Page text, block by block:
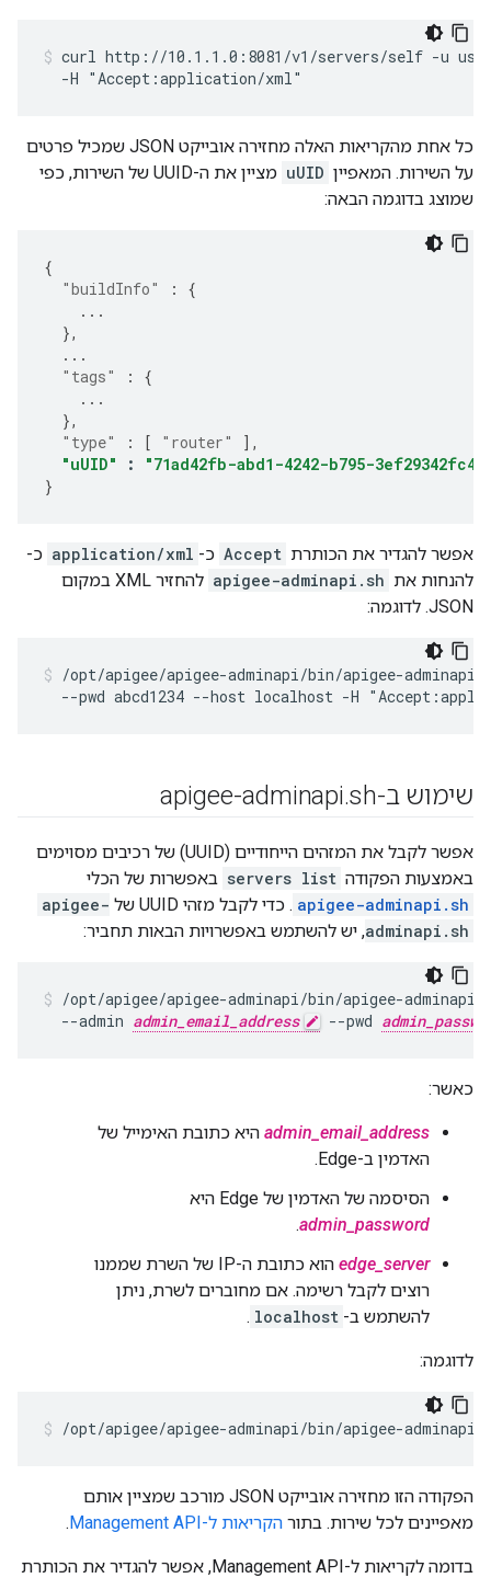
curl http://10.1.1.0:8081/v1/servers/self -u
  -H "Accept:application/xml"
כל אחת מהקריאות האלה מחזירה אובייקט JSON שמכיל פרטים
על השירות. המאפיין uUID
מציין את ה-UUID של השירות, כפי
שמוצג בדוגמה הבאה:
{
"buildInfo"
:
{
...
},
...
"tags"
:
{
...
},
"type"
: [ "router"
],
"uUID"
:
"71ad42fb-abd1-4242-b795-
}
אפשר להגדיר את הכותרת Accept כ- application/xml כ-
להנחות את apigee-adminapi.sh
להחזיר XML במקום
JSON. לדוגמה:
/opt/apigee/apigee-adminapi/bin/apigee-
--pwd abcd1234 --host localhost -H
שימוש ב-apigee-adminapi .sh
אפשר לקבל את המזהים הייחודיים (UUID) של רכיבים מסוימים
באמצעות הפקודה servers list באפשרות של הכלי
apigee-adminapi.sh . כדי לקבל מזהי UUID של
apigee-
adminapi.sh, יש להשתמש באפשרויות הבאות תחביר:
/opt/apigee/apigee-adminapi/bin/apigee-
  --admin
admin_email_address --pwd
כאשר:
admin_email_address היא כתובת האימייל של
האדמין ב-Edge.
הסיסמה של האדמין של Edge היא
admin_password
.
edge_server
הוא כתובת ה-IP של השרת שממנו
רוצים לקבל רשימה. אם מחוברים לשרת, ניתן
להשתמש ב- localhost
.
לדוגמה:
/opt/apigee/apigee-adminapi/bin/apigee-
הפקודה הזו מחזירה אובייקט JSON מורכב שמציין אותם
מאפיינים לכל שירות. בתור הקריאות ל-Management API .
בדומה לקריאות ל-Management API, אפשר להגדיר את הכותרת